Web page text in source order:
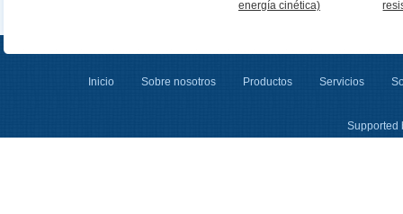
energía cinética)
Inicio Sobre nosotros Productos Servicios
Supported